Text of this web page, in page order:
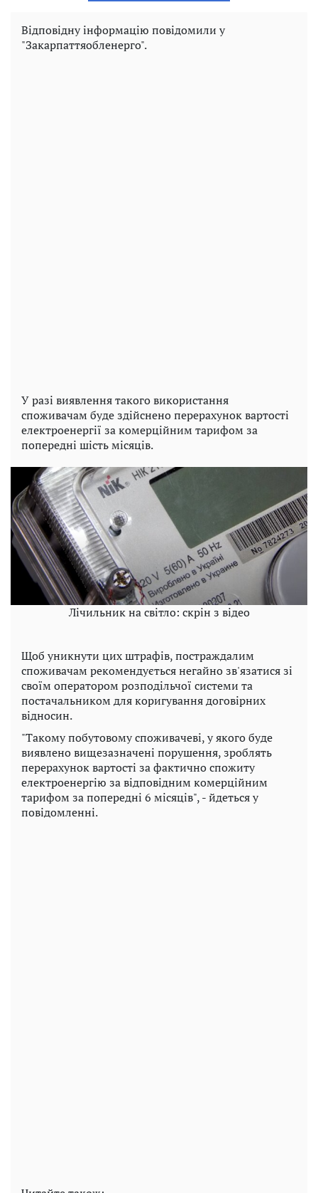
Відповідну інформацію повідомили у
"Закарпаттяобленерго".
У разі виявлення такого використання
споживачам буде здійснено перерахунок вартості
електроенергії за комерційним тарифом за
попередні шість місяців.
Лічильник на світло: скрін з відео
Щоб уникнути цих штрафів, постраждалим
споживачам рекомендується негайно зв'язатися зі
своїм оператором розподільчої системи та
постачальником для коригування договірних
відносин.
"Такому побутовому споживачеві, у якого буде
виявлено вищезазначені порушення, зроблять
перерахунок вартості за фактично спожиту
електроенергію за відповідним комерційним
тарифом за попередні 6 місяців", - йдеться у
повідомленні.